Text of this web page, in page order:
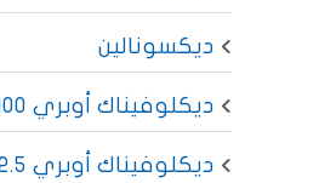
ديكسونالين
ديكلوفيناك أوبري 100 ملغ
ديكلوفيناك أوبري 12.5 ملغ